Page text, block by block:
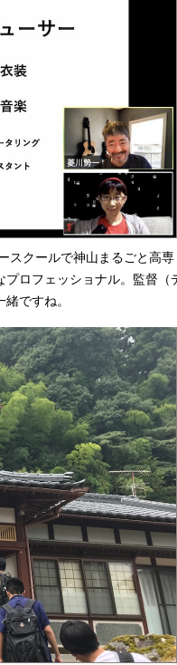
スクールで神山まるごと高専
プロフェッショナル。監督（
ですね。